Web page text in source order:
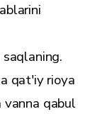
qat'iy rioya
vanna qabul